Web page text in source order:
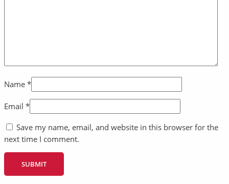
Name *
Email *
Save my name, email, and website in this browser for the
next time I comment.